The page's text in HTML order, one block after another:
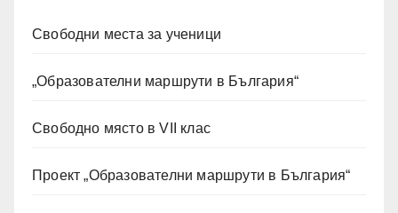
Свободни места за ученици
„Образователни маршрути в България“
Свободно място в VII клас
Проект „Образователни маршрути в България“